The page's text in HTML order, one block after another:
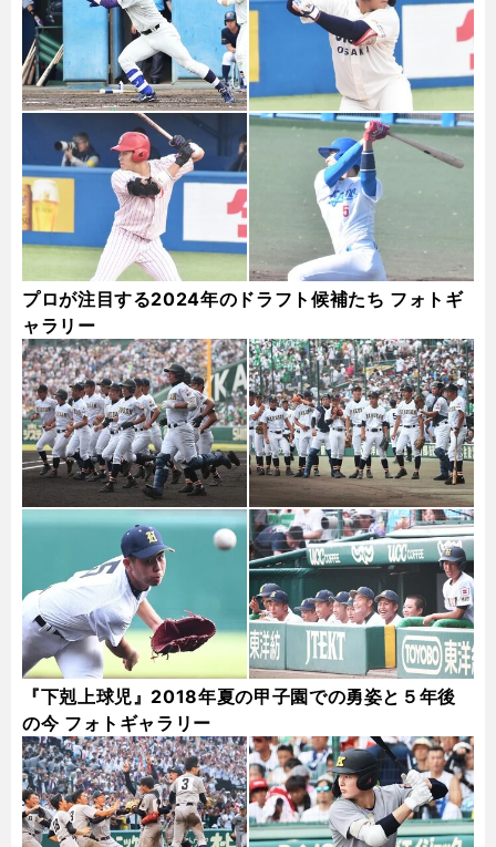
プロが注目する2024年のドラフト候補たち フォトギ
ャラリー
『下剋上球児』2018年夏の甲子園での勇姿と５年後
の今 フォトギャラリー